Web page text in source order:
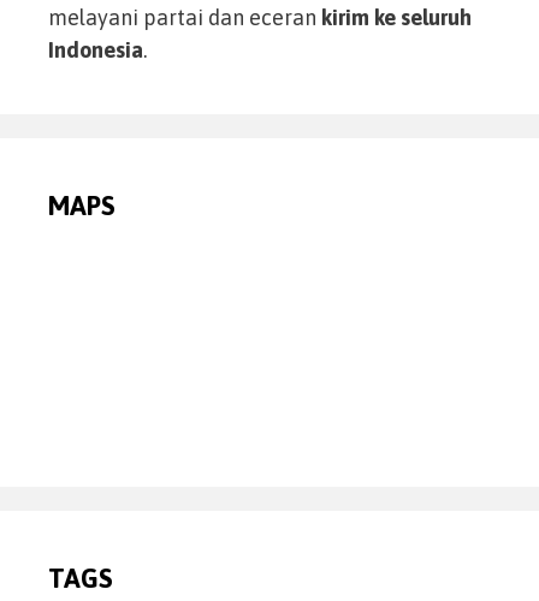
melayani partai dan eceran kirim ke seluruh
Indonesia.
MAPS
TAGS